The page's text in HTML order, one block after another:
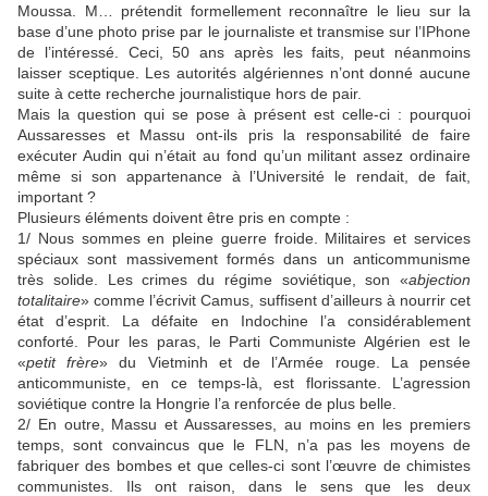
Moussa. M… prétendit formellement reconnaître le lieu sur la
base d’une photo prise par le journaliste et transmise sur l’IPhone
de l’intéressé. Ceci, 50 ans après les faits, peut néanmoins
laisser sceptique. Les autorités algériennes n’ont donné aucune
suite à cette recherche journalistique hors de pair.
Mais la question qui se pose à présent est celle-ci : pourquoi
Aussaresses et Massu ont-ils pris la responsabilité de faire
exécuter Audin qui n’était au fond qu’un militant assez ordinaire
même si son appartenance à l’Université le rendait, de fait,
important ?
Plusieurs éléments doivent être pris en compte :
1/ Nous sommes en pleine guerre froide. Militaires et services
spéciaux sont massivement formés dans un anticommunisme
très solide. Les crimes du régime soviétique, son «abjection
totalitaire» comme l’écrivit Camus, suffisent d’ailleurs à nourrir cet
état d’esprit. La défaite en Indochine l’a considérablement
conforté. Pour les paras, le Parti Communiste Algérien est le
«petit frère» du Vietminh et de l’Armée rouge. La pensée
anticommuniste, en ce temps-là, est florissante. L’agression
soviétique contre la Hongrie l’a renforcée de plus belle.
2/ En outre, Massu et Aussaresses, au moins en les premiers
temps, sont convaincus que le FLN, n’a pas les moyens de
fabriquer des bombes et que celles-ci sont l’œuvre de chimistes
communistes. Ils ont raison, dans le sens que les deux